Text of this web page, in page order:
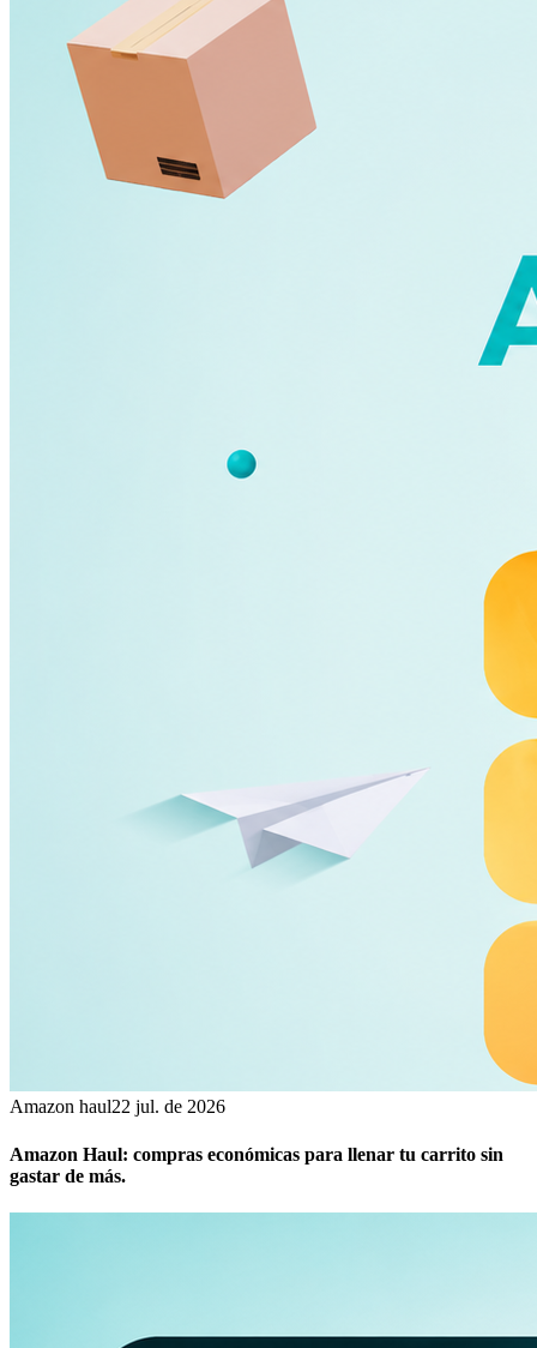
Amazon haul22 jul. de 2026
Amazon Haul: compras económicas para llenar tu carrito sin
gastar de más.